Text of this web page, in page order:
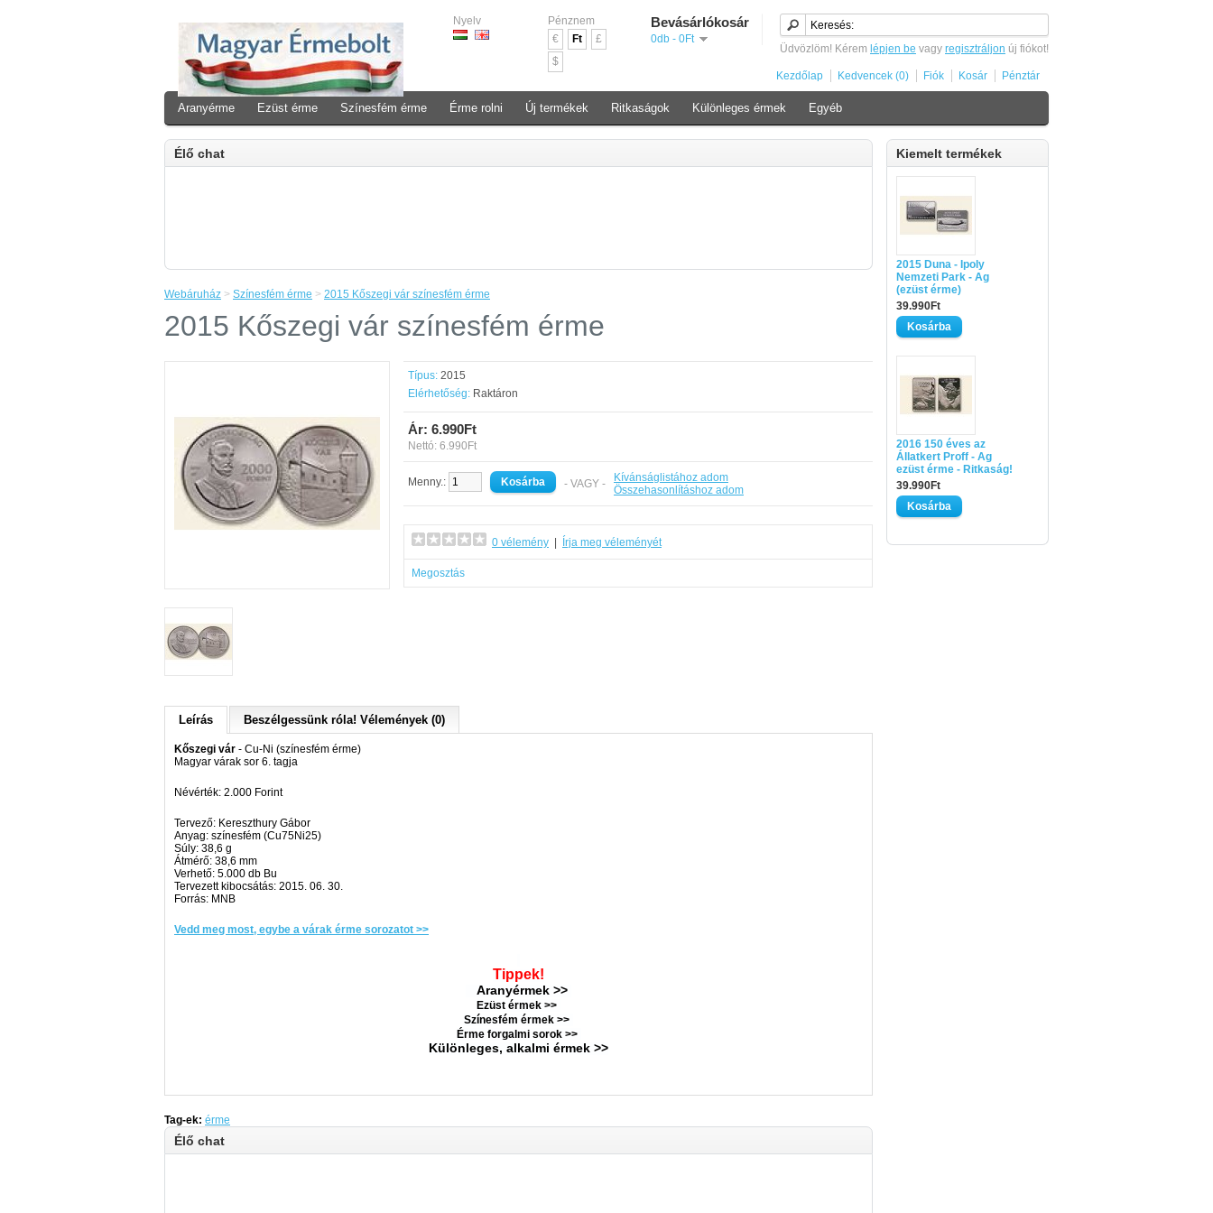
Nyelv
Pénznem
€
Ft
£
$
Bevásárlókosár
0db - 0Ft
Üdvözlöm! Kérem lépjen be vagy regisztráljon új fiókot!
Kezdőlap Kedvencek (0) Fiók Kosár Pénztár
Aranyérme Ezüst érme Színesfém érme Érme rolni Új termékek Ritkaságok Különleges érmek Egyéb
Kiemelt termékek
2015 Duna - Ipoly
Nemzeti Park - Ag
(ezüst érme)
39.990Ft
2016 150 éves az
Állatkert Proff - Ag
ezüst érme - Ritkaság!
39.990Ft
Élő chat
Webáruház > Színesfém érme > 2015 Kőszegi vár színesfém érme
2015 Kőszegi vár színesfém érme
Típus: 2015
Elérhetőség: Raktáron
Ár: 6.990Ft
Nettó: 6.990Ft
Menny.: - VAGY -
Kívánságlistához adom
Összehasonlításhoz adom
0 vélemény Írja meg véleményét
Megosztás
Leírás Beszélgessünk róla! Vélemények (0)
Kőszegi vár - Cu-Ni (színesfém érme)
Magyar várak sor 6. tagja
Névérték: 2.000 Forint
Tervező: Kereszthury Gábor
Anyag: színesfém (Cu75Ni25)
Súly: 38,6 g
Átmérő: 38,6 mm
Verhető: 5.000 db Bu
Tervezett kibocsátás: 2015. 06. 30.
Forrás: MNB
Vedd meg most, egybe a várak érme sorozatot >>
Tippek!
Aranyérmek >>
Ezüst érmek >>
Színesfém érmek >>
Érme forgalmi sorok >>
Különleges, alkalmi érmek >>
Tag-ek: érme
Élő chat